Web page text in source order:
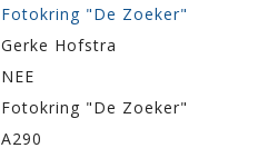
Fotokring "De Zoeker"
Gerke Hofstra
NEE
Fotokring "De Zoeker"
A290